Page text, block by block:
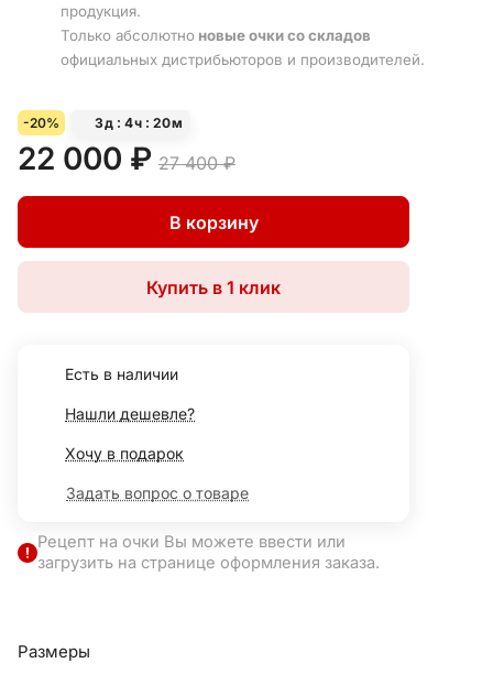
продукция.
Только абсолютно новые очки со складов
официальных дистрибьюторов и производителей.
-20% 3д 4ч 20м
22 000 ₽ 27 400 ₽
В корзину
Купить в 1 клик
Есть в наличии
Нашли дешевле?
Хочу в подарок
Задать вопрос о товаре
Рецепт на очки Вы можете ввести или
загрузить на странице оформления заказа.
Размеры